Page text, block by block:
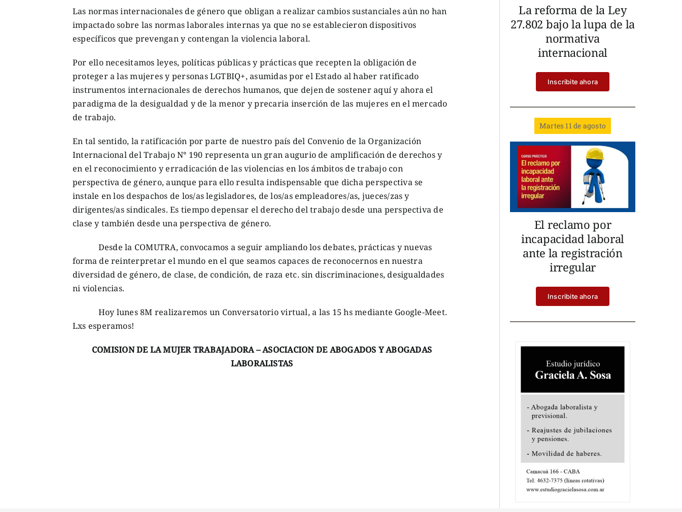
Las normas internacionales de género que obligan a realizar cambios sustanciales aún no han
impactado sobre las normas laborales internas ya que no se establecieron dispositivos
específicos que prevengan y contengan la violencia laboral.
Por ello necesitamos leyes, políticas públicas y prácticas que recepten la obligación de
proteger a las mujeres y personas LGTBIQ+, asumidas por el Estado al haber ratificado
instrumentos internacionales de derechos humanos, que dejen de sostener aquí y ahora el
paradigma de la desigualdad y de la menor y precaria inserción de las mujeres en el mercado
de trabajo.
En tal sentido, la ratificación por parte de nuestro país del Convenio de la Organización
Internacional del Trabajo N° 190 representa un gran augurio de amplificación de derechos y
en el reconocimiento y erradicación de las violencias en los ámbitos de trabajo con
perspectiva de género, aunque para ello resulta indispensable que dicha perspectiva se
instale en los despachos de los/as legisladores, de los/as empleadores/as, jueces/zas y
dirigentes/as sindicales. Es tiempo depensar el derecho del trabajo desde una perspectiva de
clase y también desde una perspectiva de género.
Desde la COMUTRA, convocamos a seguir ampliando los debates, prácticas y nuevas
forma de reinterpretar el mundo en el que seamos capaces de reconocernos en nuestra
diversidad de género, de clase, de condición, de raza etc. sin discriminaciones, desigualdades
ni violencias.
Hoy lunes 8M realizaremos un Conversatorio virtual, a las 15 hs mediante Google-Meet.
Lxs esperamos!
COMISION DE LA MUJER TRABAJADORA – ASOCIACION DE ABOGADOS Y ABOGADAS
LABORALISTAS
La reforma de la Ley
27.802 bajo la lupa de la
normativa
internacional
Inscribite ahora
Martes 11 de agosto
El reclamo por
incapacidad laboral
ante la registración
irregular
Inscribite ahora